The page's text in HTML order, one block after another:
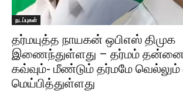
நடப்புகள்
தர்மயுத்த நாயகன் ஒபிஎஸ் திமுக
இணைந்துள்ளது – தர்மம் தன்னை
கவ்வும்- மீண்டும் தர்மமே
மெய்பித்துள்ளது